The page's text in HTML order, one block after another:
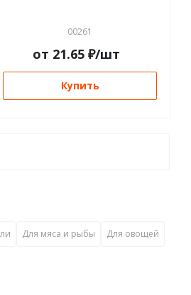
00261
от 21.65 ₽/шт
Купить
Для мяса и рыбы Для овощей